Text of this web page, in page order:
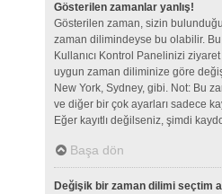
Gösterilen zamanlar yanlış!
Gösterilen zaman, sizin
zaman dilimindeyse bu olabilir.
Kullanıcı Kontrol Panelinizi
uygun zaman diliminize göre
New York, Sydney, gibi. Not: Bu
ve diğer bir çok ayarları sadece
Eğer kayıtlı değilseniz, şimdi
Başa dön
Değişik bir zaman dilimi seçtim